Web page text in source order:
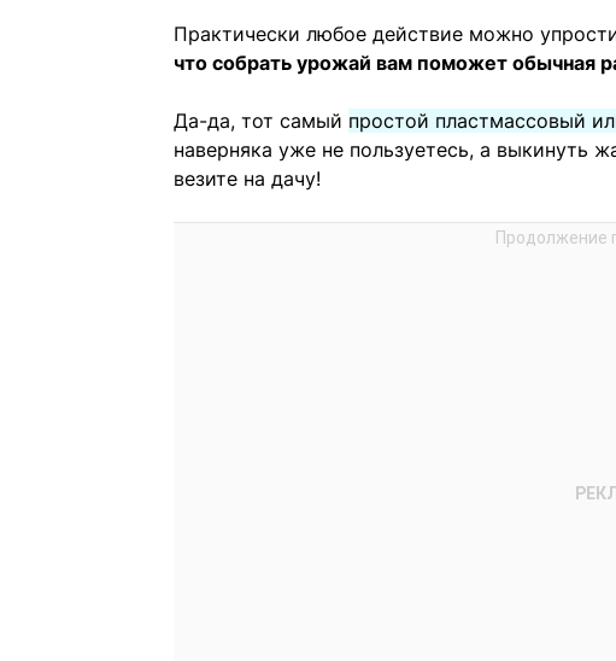
Практически любое действие можно
что собрать урожай вам поможет обычная
Да-да, тот самый простой пластмассовый
наверняка уже не пользуетесь, а выкинуть
везите на дачу!